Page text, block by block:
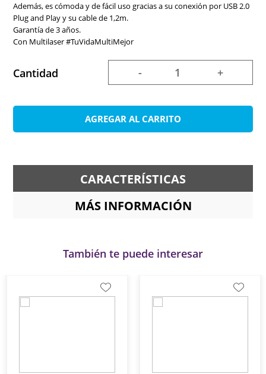
Además, es cómoda y de fácil uso gracias a su conexión por USB 2.0
Plug and Play y su cable de 1,2m.
Garantía de 3 años.
Con Multilaser #TuVidaMultiMejor
Cantidad - +
AGREGAR AL CARRITO
CARACTERÍSTICAS
MÁS INFORMACIÓN
También te puede interesar